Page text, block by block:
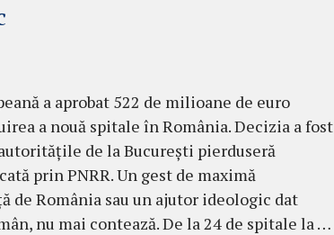
a aprobat 522 de milioane de euro
a nouă spitale în România. Decizia a fost
de la București pierduseră
prin PNRR. Un gest de maximă
de România sau un ajutor ideologic dat
nu mai contează. De la 24 de spitale la …